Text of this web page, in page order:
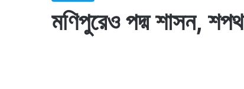
মণিপুরেও পদ্ম শাসন, শপথ